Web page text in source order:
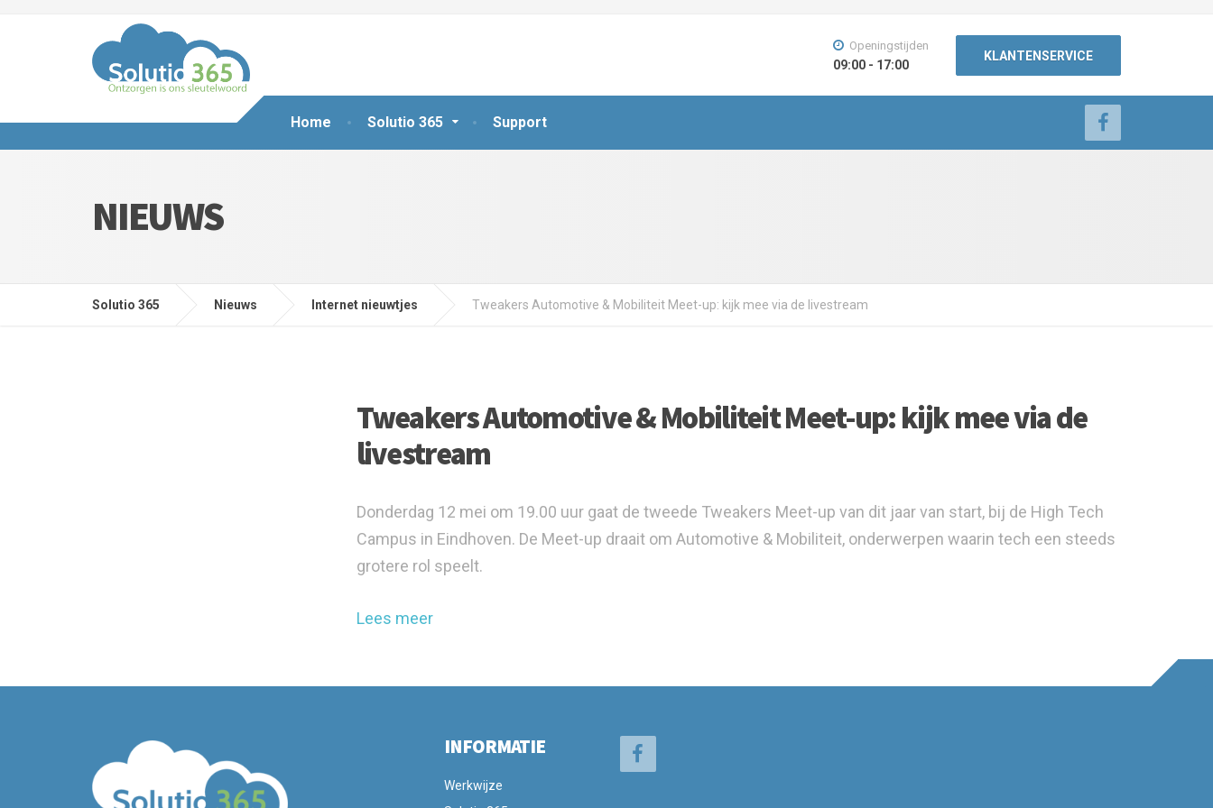
Home Solutio 365 Support
Openingstijden
09:00 - 17:00
KLANTENSERVICE
NIEUWS
Solutio 365 Nieuws Internet nieuwtjes Tweakers Automotive & Mobiliteit Meet-up: kijk mee via de livestream
Tweakers Automotive & Mobiliteit Meet-up: kijk mee via de
livestream
Donderdag 12 mei om 19.00 uur gaat de tweede Tweakers Meet-up van dit jaar van start, bij de High Tech
Campus in Eindhoven. De Meet-up draait om Automotive & Mobiliteit, onderwerpen waarin tech een steeds
grotere rol speelt.
Lees meer
INFORMATIE
Werkwijze